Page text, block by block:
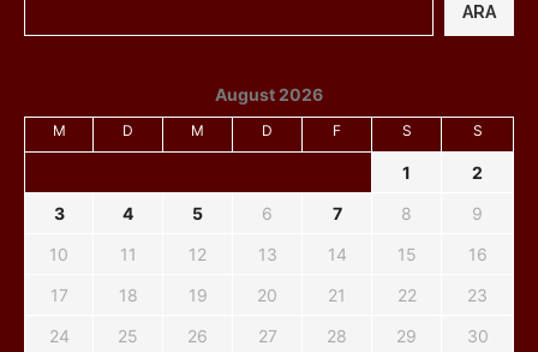
ARA
August 2026
M D M D F S S
1
2
3
4 5 6 7 8
9
10
11 12 13 14 15
16
17
18 19 20 21 22
23
24
25 26 27 28 29
30